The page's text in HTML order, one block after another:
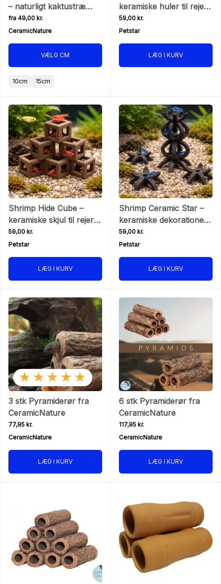
– naturligt kaktustræ
med næring og
gemmesteder
fra 49,00 kr.
CeramicNature
VÆLG CM
10cm 15cm
keramiske huler til rejer
og små fisk
59,00 kr.
Petstar
LÆG I KURV
Shrimp Hide Cube –
keramiske skjul til rejer
og små fisk
59,00 kr.
Petstar
LÆG I KURV
Shrimp Ceramic Star –
keramiske dekorationer
til rejer og små fisk
59,00 kr.
Petstar
LÆG I KURV
★★★★★
3 stk Pyramiderør fra
CeramicNature
77,95 kr.
CeramicNature
LÆG I KURV
6 stk Pyramiderør fra
CeramicNature
117,95 kr.
CeramicNature
LÆG I KURV